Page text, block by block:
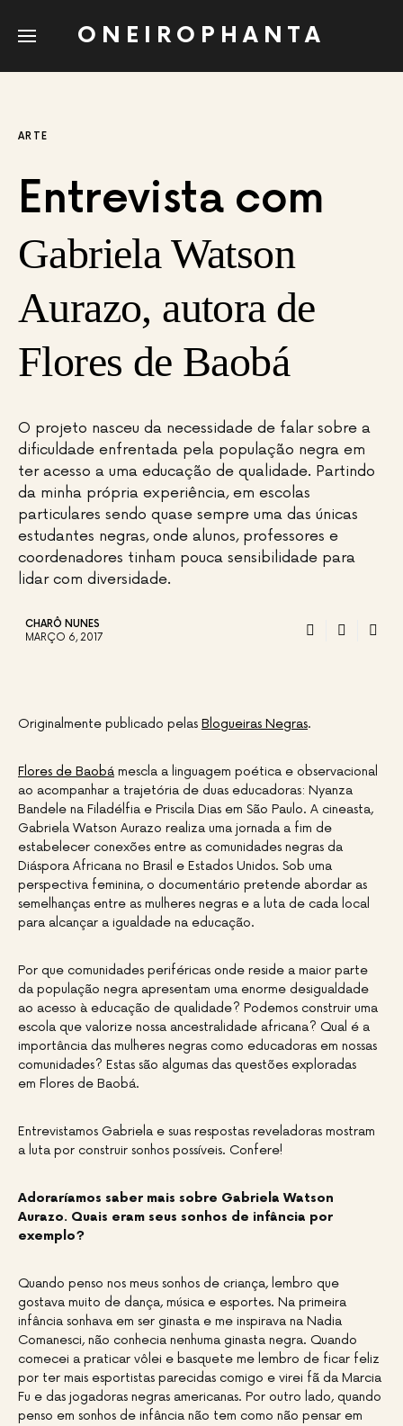
ONEIROPHANTA
ARTE
Entrevista com
Gabriela Watson
Aurazo, autora de
Flores de Baobá
O projeto nasceu da necessidade de falar sobre a
dificuldade enfrentada pela população negra em
ter acesso a uma educação de qualidade. Partindo
da minha própria experiência, em escolas
particulares sendo quase sempre uma das únicas
estudantes negras, onde alunos, professores e
coordenadores tinham pouca sensibilidade para
lidar com diversidade.
CHARÔ NUNES
MARÇO 6, 2017
Originalmente publicado pelas Blogueiras Negras.
Flores de Baobá mescla a linguagem poética e observacional
ao acompanhar a trajetória de duas educadoras: Nyanza
Bandele na Filadélfia e Priscila Dias em São Paulo. A cineasta,
Gabriela Watson Aurazo realiza uma jornada a fim de
estabelecer conexões entre as comunidades negras da
Diáspora Africana no Brasil e Estados Unidos. Sob uma
perspectiva feminina, o documentário pretende abordar as
semelhanças entre as mulheres negras e a luta de cada local
para alcançar a igualdade na educação.
Por que comunidades periféricas onde reside a maior parte
da população negra apresentam uma enorme desigualdade
ao acesso à educação de qualidade? Podemos construir uma
escola que valorize nossa ancestralidade africana? Qual é a
importância das mulheres negras como educadoras em nossas
comunidades? Estas são algumas das questões exploradas
em Flores de Baobá.
Entrevistamos Gabriela e suas respostas reveladoras mostram
a luta por construir sonhos possíveis. Confere!
Adoraríamos saber mais sobre Gabriela Watson
Aurazo. Quais eram seus sonhos de infância por
exemplo?
Quando penso nos meus sonhos de criança, lembro que
gostava muito de dança, música e esportes. Na primeira
infância sonhava em ser ginasta e me inspirava na Nadia
Comanesci, não conhecia nenhuma ginasta negra. Quando
comecei a praticar vôlei e basquete me lembro de ficar feliz
por ter mais esportistas parecidas comigo e virei fã da Marcia
Fu e das jogadoras negras americanas. Por outro lado, quando
penso em sonhos de infância não tem como não pensar em